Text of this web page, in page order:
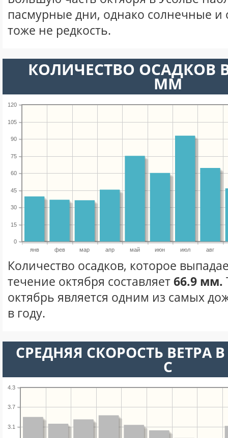
пасмурные дни, однако солнечные
тоже не редкость.
КОЛИЧЕСТВО ОСАДКОВ
ММ
янв фев мар апр май июн июл авг
0
15
30
45
60
75
90
105
120
Количество осадков, которое
течение октября составляет66.9 мм.
октябрь является одним из самых
в году.
СРЕДНЯЯ СКОРОСТЬ ВЕТРА
С
3.1
3.7
4.3